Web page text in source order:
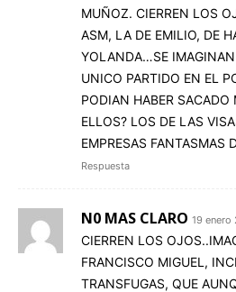
MUÑOZ. CIERREN LOS
ASM, LA DE EMILIO, DE
YOLANDA…SE IMAGINAN
UNICO PARTIDO EN EL
PODIAN HABER SACADO
ELLOS? LOS DE LAS
EMPRESAS FANTASMAS
Respuesta
N0 MAS CLARO 19 enero
CIERREN LOS
FRANCISCO MIGUEL,
TRANSFUGAS, QUE